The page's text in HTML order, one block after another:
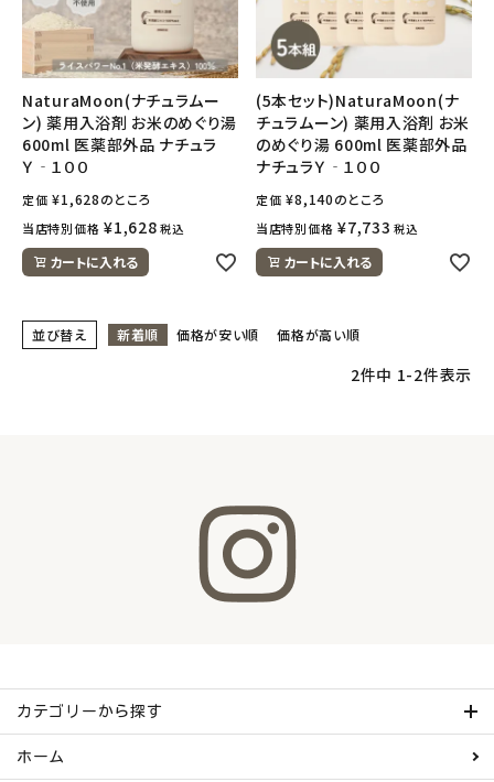
NaturaMoon(ナチュラムー
ン) 薬用入浴剤 お米のめぐり湯
600ml 医薬部外品 ナチュラ
Ｙ‐１００
定価 ¥1,628のところ
当店特別価格 ¥1,628 税込
カートに入れる
(5本セット)NaturaMoon(ナ
チュラムーン) 薬用入浴剤 お米
のめぐり湯 600ml 医薬部外品
ナチュラＹ‐１００
定価 ¥8,140のところ
当店特別価格 ¥7,733 税込
カートに入れる
並び替え 新着順 価格が安い順 価格が高い順
2件中 1-2件表示
カテゴリーから探す
ホーム